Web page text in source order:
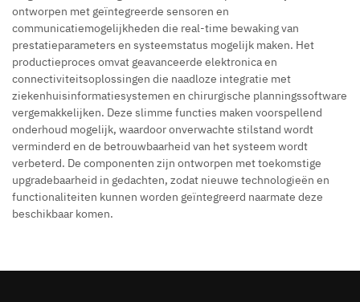
ontworpen met geïntegreerde sensoren en
communicatiemogelijkheden die real-time bewaking van
prestatieparameters en systeemstatus mogelijk maken. Het
productieproces omvat geavanceerde elektronica en
connectiviteitsoplossingen die naadloze integratie met
ziekenhuisinformatiesystemen en chirurgische planningssoftware
vergemakkelijken. Deze slimme functies maken voorspellend
onderhoud mogelijk, waardoor onverwachte stilstand wordt
verminderd en de betrouwbaarheid van het systeem wordt
verbeterd. De componenten zijn ontworpen met toekomstige
upgradebaarheid in gedachten, zodat nieuwe technologieën en
functionaliteiten kunnen worden geïntegreerd naarmate deze
beschikbaar komen.